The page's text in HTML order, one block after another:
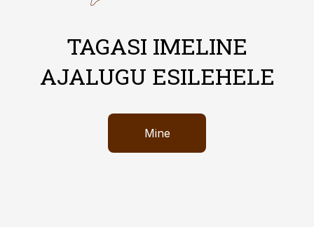
TAGASI IMELINE
AJALUGU ESILEHELE
Mine